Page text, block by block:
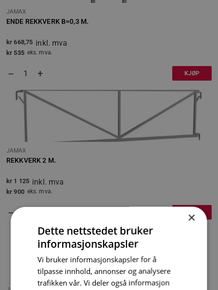
JAMAX
ENDE REKKVERK B=0,3 M.
kr 668,75 inkl. mva
kr 535 eks. mva.
– + KJØP
JAMAX
REKKVERK 2 M.
kr 1 125 inkl. mva
kr 900 eks. mva.
– ×
Dette nettstedet bruker
informasjonskapsler
Vi bruker informasjonskapsler for å
tilpasse innhold, annonser og analysere
trafikken vår. Vi deler også informasjon